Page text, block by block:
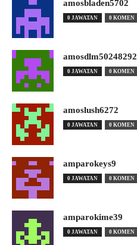
amosbladen5702
0 JAWATAN 0 KOMEN
amosdlm50248292
0 JAWATAN 0 KOMEN
amoslush6272
0 JAWATAN 0 KOMEN
amparokeys9
0 JAWATAN 0 KOMEN
amparokime39
0 JAWATAN 0 KOMEN